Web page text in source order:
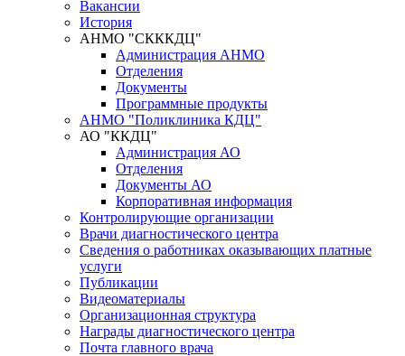
Вакансии
История
АНМО "СКККДЦ"
Администрация АНМО
Отделения
Документы
Программные продукты
АНМО "Поликлиника КДЦ"
АО "ККДЦ"
Администрация АО
Отделения
Документы АО
Корпоративная информация
Контролирующие организации
Врачи диагностического центра
Сведения о работниках оказывающих платные
услуги
Публикации
Видеоматериалы
Организационная структура
Награды диагностического центра
Почта главного врача